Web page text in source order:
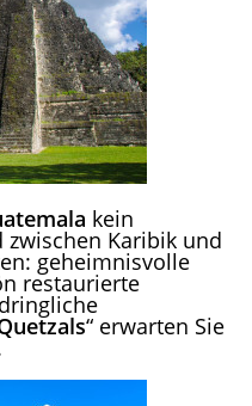
kein
Karibik und
geheimnisvolle
restaurierte
“ erwarten Sie